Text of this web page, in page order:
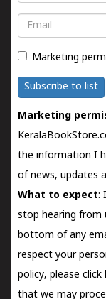
Email
Marketing
Subscribe to list
Marketing
the information I
of news, updates
What to expect:
stop hearing from
bottom of any
respect your
policy, please click
that we may